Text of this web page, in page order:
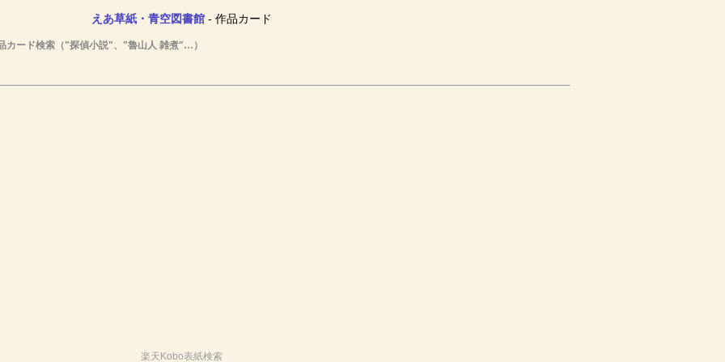
えあ草紙・青空図書館- 作品カード
カード検索（"探偵小説"、"魯山人 雑煮"…）
楽天Kobo表紙検索